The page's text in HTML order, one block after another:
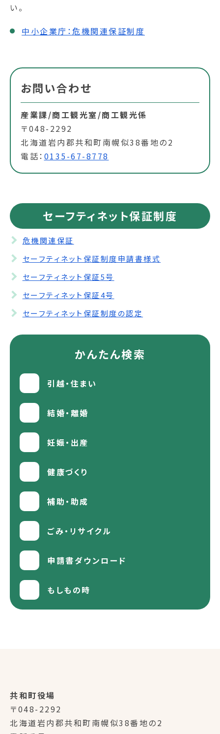
い。
中小企業庁：危機関連保証制度
お問い合わせ
産業課/商工観光室/商工観光係
〒048-2292
北海道岩内郡共和町南幌似38番地の2
電話： 0135-67-8778
セーフティネット保証制度
危機関連保証
セーフティネット保証制度申請書様式
セーフティネット保証5号
セーフティネット保証4号
セーフティネット保証制度の認定
かんたん検索
引越・住まい
結婚・離婚
妊娠・出産
健康づくり
補助・助成
ごみ・リサイクル
申請書ダウンロード
もしもの時
共和町役場
〒048-2292
北海道岩内郡共和町南幌似38番地の2